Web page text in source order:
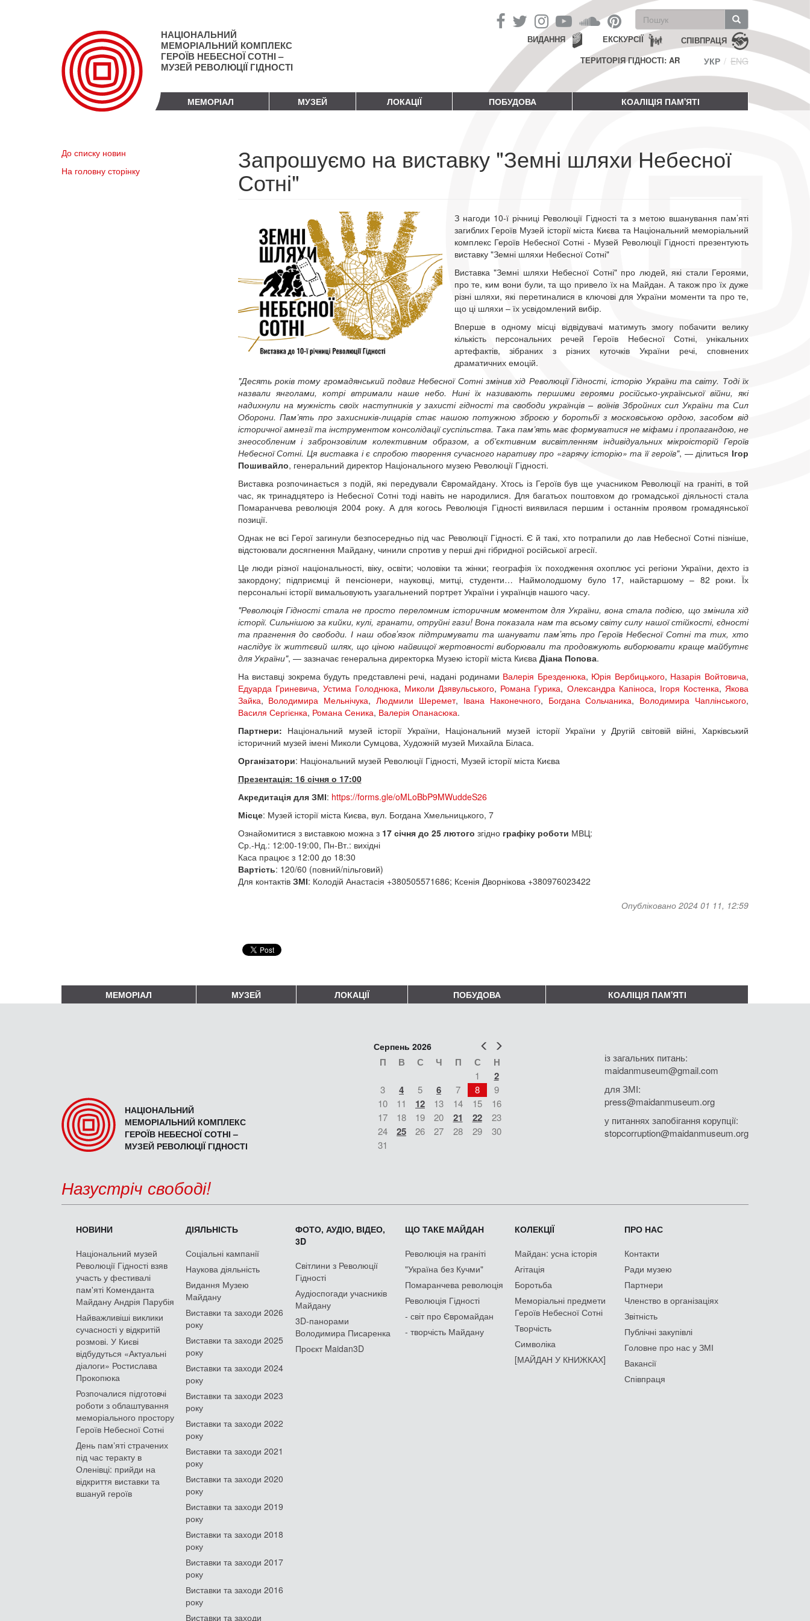
НАЦІОНАЛЬНИЙ
МЕМОРІАЛЬНИЙ КОМПЛЕКС
ГЕРОЇВ НЕБЕСНОЇ СОТНІ –
МУЗЕЙ РЕВОЛЮЦІЇ ГІДНОСТІ
Пошукова
форма
Пошук СПІВПРАЦЯ
ЕКСКУРСІЇ
ВИДАННЯ
ТЕРИТОРІЯ ГІДНОСТІ: AR
УКР ENG
МЕМОРІАЛ МУЗЕЙ ЛОКАЦІЇ ПОБУДОВА КОАЛІЦІЯ ПАМ'ЯТІ
До списку новин
На головну сторінку
Запрошуємо на виставку "Земні шляхи Небесної
Сотні"
З нагоди 10-ї річниці Революції Гідності та з метою вшанування пам’яті
загиблих Героїв Музей історії міста Києва та Національний меморіальний
комплекс Героїв Небесної Сотні - Музей Революції Гідності презентують
виставку "Земні шляхи Небесної Сотні"
Виставка "Земні шляхи Небесної Сотні" про людей, які стали Героями,
про те, ким вони були, та що привело їх на Майдан. А також про їх дуже
різні шляхи, які перетиналися в ключові для України моменти та про те,
що ці шляхи – їх усвідомлений вибір.
Вперше в одному місці відвідувачі матимуть змогу побачити велику
кількість персональних речей Героїв Небесної Сотні, унікальних
артефактів, зібраних з різних куточків України речі, сповнених
драматичних емоцій.
"Десять років тому громадянський подвиг Небесної Сотні змінив хід Революції Гідності, історію України та світу. Тоді їх
назвали янголами, котрі втримали наше небо. Нині їх називають першими героями російсько-української війни, які
надихнули на мужність своїх наступників у захисті гідності та свободи українців – воїнів Збройних сил України та Сил
Оборони. Пам’ять про захисників-лицарів стає нашою потужною зброєю у боротьбі з московською ордою, засобом від
історичної амнезії та інструментом консолідації суспільства. Така пам’ять має формуватися не міфами і пропагандою, не
знеособленим і забронзовілим колективним образом, а об'єктивним висвітленням індивідуальних мікроісторій Героїв
Небесної Сотні. Ця виставка і є спробою творення сучасного наративу про «гарячу історію» та її героїв", — ділиться Ігор
Пошивайло, генеральний директор Національного музею Революції Гідності.
Виставка розпочинається з подій, які передували Євромайдану. Хтось із Героїв був ще учасником Революції на граніті, в той
час, як тринадцятеро із Небесної Сотні тоді навіть не народилися. Для багатьох поштовхом до громадської діяльності стала
Помаранчева революція 2004 року. А для когось Революція Гідності виявилася першим і останнім проявом громадянської
позиції.
Однак не всі Герої загинули безпосередньо під час Революції Гідності. Є й такі, хто потрапили до лав Небесної Сотні пізніше,
відстоювали досягнення Майдану, чинили спротив у перші дні гібридної російської агресії.
Це люди різної національності, віку, освіти; чоловіки та жінки; географія їх походження охоплює усі регіони України, дехто із
закордону; підприємці й пенсіонери, науковці, митці, студенти… Наймолодшому було 17, найстаршому – 82 роки. Їх
персональні історії вимальовують узагальнений портрет України і українців нашого часу.
"Революція Гідності стала не просто переломним історичним моментом для України, вона стала подією, що змінила хід
історії. Сильнішою за кийки, кулі, гранати, отруйні гази! Вона показала нам та всьому світу силу нашої стійкості, єдності
та прагнення до свободи. І наш обовʼязок підтримувати та шанувати памʼять про Героїв Небесної Сотні та тих, хто
наслідує їх життєвий шлях, що ціною найвищої жертовності виборювали та продовжують виборювати краще майбутнє
для України", — зазначає генеральна директорка Музею історії міста Києва Діана Попова.
На виставці зокрема будуть представлені речі, надані родинами Валерія Брезденюка, Юрія Вербицького, Назарія Войтовича,
Едуарда Гриневича, Устима Голоднюка, Миколи Дзявульського, Романа Гурика, Олександра Капіноса, Ігоря Костенка, Якова
Зайка, Володимира Мельнічука,Людмили Шеремет, Івана Наконечного, Богдана Сольчаника, Володимира Чаплінського,
Василя Сергієнка, Романа Сеника, Валерія Опанасюка.
Партнери: Національний музей історії України, Національний музей історії України у Другій світовій війні, Харківський
історичний музей імені Миколи Сумцова, Художній музей Михайла Біласа.
Організатори: Національний музей Революції Гідності, Музей історії міста Києва
Презентація: 16 січня о 17:00
Акредитація для ЗМІ: https://forms.gle/oMLoBbP9MWuddeS26
Місце: Музей історії міста Києва, вул. Богдана Хмельницького, 7
Ознайомитися з виставкою можна з 17 січня до 25 лютого згідно графіку роботи МВЦ:
Ср.-Нд.: 12:00-19:00, Пн-Вт.: вихідні
Каса працює з 12:00 до 18:30
Вартість: 120/60 (повний/пільговий)
Для контактів ЗМІ: Колодій Анастасія +380505571686; Ксенія Дворнікова +380976023422
Опубліковано 2024 01 11, 12:59
МЕМОРІАЛ МУЗЕЙ ЛОКАЦІЇ ПОБУДОВА КОАЛІЦІЯ ПАМ'ЯТІ
НАЦІОНАЛЬНИЙ
МЕМОРІАЛЬНИЙ КОМПЛЕКС
ГЕРОЇВ НЕБЕСНОЇ СОТНІ –
МУЗЕЙ РЕВОЛЮЦІЇ ГІДНОСТІ
Попер
Серпень 2026
П В С Ч П С Н
1 2
3 4 5 6 7 8
9
10
11 12 13 14 15
16
17
18 19 20 21 22
23
24
25 26 27 28 29
30
31
із загальних питань:
maidanmuseum@gmail.com
для ЗМІ:
press@maidanmuseum.org
у питаннях запобігання корупції:
stopcorruption@maidanmuseum.org
Назустріч свободі!
НОВИНИ
Національний музей
Революції Гідності взяв
участь у фестивалі
пам'яті Коменданта
Майдану Андрія Парубія
Найважливіші виклики
сучасності у відкритій
розмові. У Києві
відбудуться «Актуальні
діалоги» Ростислава
Прокопюка
Розпочалися підготовчі
роботи з облаштування
меморіального простору
Героїв Небесної Сотні
День памʼяті страчених
під час теракту в
Оленівці: прийди на
відкриття виставки та
вшануй героїв
ДІЯЛЬНІСТЬ
Соціальні кампанії
Наукова діяльність
Видання Музею
Майдану
Виставки та заходи 2026
року
Виставки та заходи 2025
року
Виставки та заходи 2024
року
Виставки та заходи 2023
року
Виставки та заходи 2022
року
Виставки та заходи 2021
року
Виставки та заходи 2020
року
Виставки та заходи 2019
року
Виставки та заходи 2018
року
Виставки та заходи 2017
року
Виставки та заходи 2016
року
Виставки та заходи
ФОТО, АУДІО, ВІДЕО,
3D
Світлини з Революції
Гідності
Аудіоспогади учасників
Майдану
3D-панорами
Володимира Писаренка
Проєкт Maidan3D
ЩО ТАКЕ МАЙДАН
Революція на граніті
"Україна без Кучми"
Помаранчева революція
Революція Гідності
- світ про Євромайдан
- творчість Майдану
КОЛЕКЦІЇ
Майдан: усна історія
Агітація
Боротьба
Меморіальні предмети
Героїв Небесної Сотні
Творчість
Символіка
[МАЙДАН У КНИЖКАХ]
ПРО НАС
Контакти
Ради музею
Партнери
Членство в організаціях
Звітність
Публічні закупівлі
Головне про нас у ЗМІ
Вакансії
Співпраця